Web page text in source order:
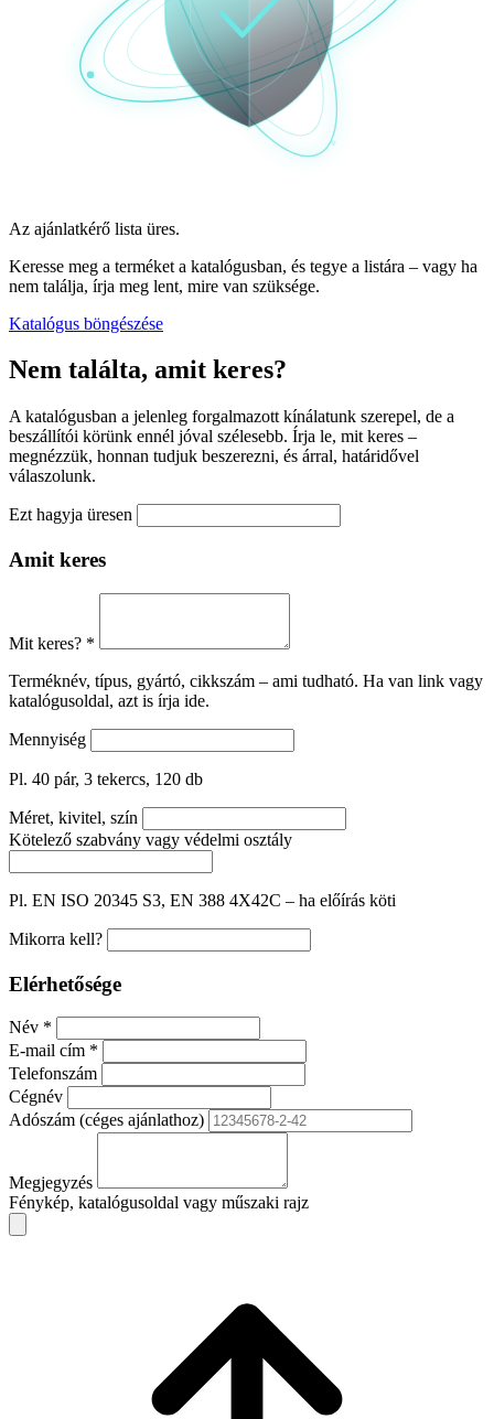
Az ajánlatkérő lista üres.
Keresse meg a terméket a katalógusban, és tegye a listára – vagy ha
nem találja, írja meg lent, mire van szüksége.
Katalógus böngészése
Nem találta, amit keres?
A katalógusban a jelenleg forgalmazott kínálatunk szerepel, de a
beszállítói körünk ennél jóval szélesebb. Írja le, mit keres –
megnézzük, honnan tudjuk beszerezni, és árral, határidővel
válaszolunk.
Ezt hagyja üresen
Amit keres
Mit keres? *
Terméknév, típus, gyártó, cikkszám – ami tudható. Ha van link vagy
katalógusoldal, azt is írja ide.
Mennyiség
Pl. 40 pár, 3 tekercs, 120 db
Méret, kivitel, szín
Kötelező szabvány vagy védelmi osztály
Pl. EN ISO 20345 S3, EN 388 4X42C – ha előírás köti
Mikorra kell?
Elérhetősége
Név *
E-mail cím *
Telefonszám
Cégnév
Adószám (céges ajánlathoz)
Megjegyzés
Fénykép, katalógusoldal vagy műszaki rajz